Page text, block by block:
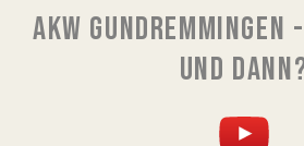
AKW GUNDREMMINGEN
UND